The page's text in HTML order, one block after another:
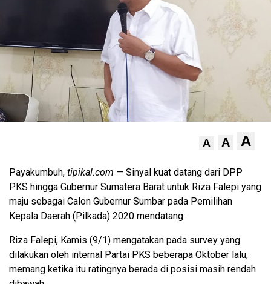
A A A
Payakumbuh, tipikal.com — Sinyal kuat datang dari DPP
PKS hingga Gubernur Sumatera Barat untuk Riza Falepi yang
maju sebagai Calon Gubernur Sumbar pada Pemilihan
Kepala Daerah (Pilkada) 2020 mendatang.
Riza Falepi, Kamis (9/1) mengatakan pada survey yang
dilakukan oleh internal Partai PKS beberapa Oktober lalu,
memang ketika itu ratingnya berada di posisi masih rendah